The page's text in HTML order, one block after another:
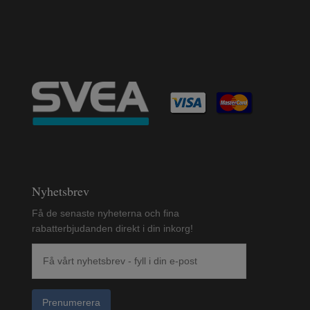
Nyhetsbrev
Få de senaste nyheterna och fina
rabatterbjudanden direkt i din inkorg!
Prenumerera